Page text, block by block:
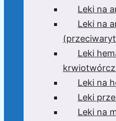
Leki na
Leki na
Leki
Leki na
Leki
Leki na